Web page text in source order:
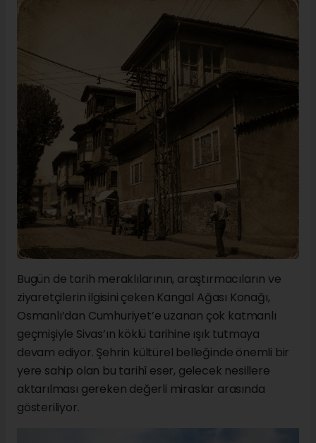
Bugün de tarih meraklılarının, araştırmacıların ve
ziyaretçilerin ilgisini çeken Kangal Ağası Konağı,
Osmanlı’dan Cumhuriyet’e uzanan çok katmanlı
geçmişiyle Sivas’ın köklü tarihine ışık tutmaya
devam ediyor. Şehrin kültürel belleğinde önemli bir
yere sahip olan bu tarihî eser, gelecek nesillere
aktarılması gereken değerli miraslar arasında
gösteriliyor.